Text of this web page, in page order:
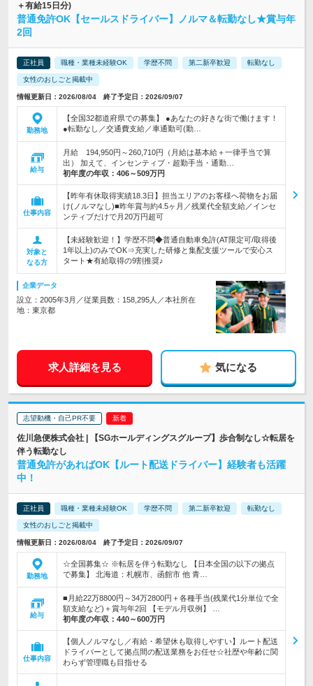
＋有給15日分)
普通免許OK【セールスドライバー】ノルマ＆転勤なし★賞与年
2回
正社員 職種・業種未経験OK 学歴不問 第二新卒歓迎 転勤なし
女性のおしごと掲載中
情報更新日：2026/08/04 終了予定日：2026/09/07
勤務地
【全国32都道府県での募集】 ●あなたの好きな街で働けます！
●転勤なし／交通費支給／車通勤可(勤…
給与
月給 194,950円～260,710円（月給は基本給＋一律手当で算
出） 加えて、インセンティブ・超勤手当・通勤…
初年度の年収： 406～509万円
仕事内容
【昨年有休取得実績18.3日】担当エリアのお客様へ荷物をお届
け(ノルマなし)■昨年賞与約4.5ヶ月／残業代全額支給／インセ
ンティブだけで月20万円超可
対象と
なる方
【未経験歓迎！】学歴不問◆普通自動車免許(AT限定可/取得後
1年以上)のみでOK⇒充実した研修と集配支援ツールで安心ス
タート★有給取得の9割推奨♪
企業データ
設立：2005年3月／従業員数：158,295人／本社所在
地：東京都
求人詳細を見る 気になる
志望動機・自己PR不要
佐川急便株式会社 | 【SGホールディングスグループ】歩合制なし☆転居を
伴う転勤なし
普通免許があればOK【ルート配送ドライバー】経験者も活躍
中！
正社員 職種・業種未経験OK 学歴不問 第二新卒歓迎 転勤なし
女性のおしごと掲載中
情報更新日：2026/08/04 終了予定日：2026/09/07
勤務地
☆全国募集☆ ※転居を伴う転勤なし 【日本全国の以下の拠点
で募集】 北海道：札幌市、函館市 他 青…
給与
■月給22万8800円～34万2800円＋各種手当(残業代1分単位で全
額支給など)＋賞与年2回 【モデル月収例】 …
初年度の年収： 440～600万円
仕事内容
【個人ノルマなし／有給・希望休も取得しやすい】ルート配送
ドライバーとして拠点間の配送業務をお任せ☆社歴や年齢に関
わらず管理職も目指せる